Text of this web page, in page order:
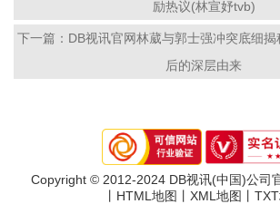
励热议(林宣妤tvb)
下一篇：DB视讯官网林葳与郭士强冲突底细
后的深层由来
Copyright © 2012-2024 DB视讯(中国)公司
HTML地图 XML地图